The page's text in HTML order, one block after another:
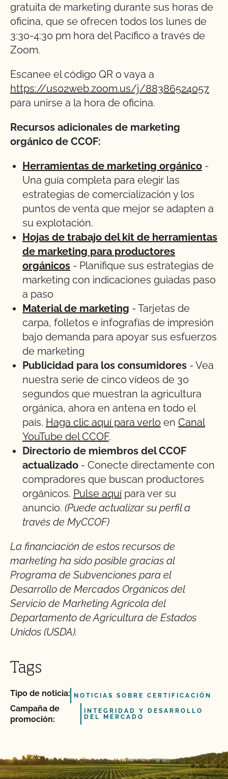
gratuita de marketing durante sus horas de
oficina, que se ofrecen todos los lunes de
3:30-4:30 pm hora del Pacífico a través de
Zoom.
Escanee el código QR o vaya a
https://us02web.zoom.us/j/88386524057
para unirse a la hora de oficina.
Recursos adicionales de marketing
orgánico de CCOF:
Herramientas de marketing orgánico -
Una guía completa para elegir las
estrategias de comercialización y los
puntos de venta que mejor se adapten a
su explotación.
Hojas de trabajo del kit de herramientas
de marketing para productores
orgánicos - Planifique sus estrategias de
marketing con indicaciones guiadas paso
a paso
Material de marketing - Tarjetas de
carpa, folletos e infografías de impresión
bajo demanda para apoyar sus esfuerzos
de marketing
Publicidad para los consumidores - Vea
nuestra serie de cinco vídeos de 30
segundos que muestran la agricultura
orgánica, ahora en antena en todo el
país. Haga clic aquí para verlo en Canal
YouTube del CCOF.
Directorio de miembros del CCOF
actualizado - Conecte directamente con
compradores que buscan productores
orgánicos. Pulse aquí para ver su
anuncio. (Puede actualizar su perfil a
través de MyCCOF)
La financiación de estos recursos de
marketing ha sido posible gracias al
Programa de Subvenciones para el
Desarrollo de Mercados Orgánicos del
Servicio de Marketing Agrícola del
Departamento de Agricultura de Estados
Unidos (USDA).
Tags
Tipo de noticia: NOTICIAS SOBRE CERTIFICACIÓN
Campaña de
promoción:
INTEGRIDAD Y DESARROLLO
DEL MERCADO